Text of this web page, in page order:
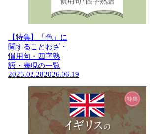
【特集】「色」に
関することわざ・
慣用句・四字熟
語・表現の一覧
2025.02.282026.06.19